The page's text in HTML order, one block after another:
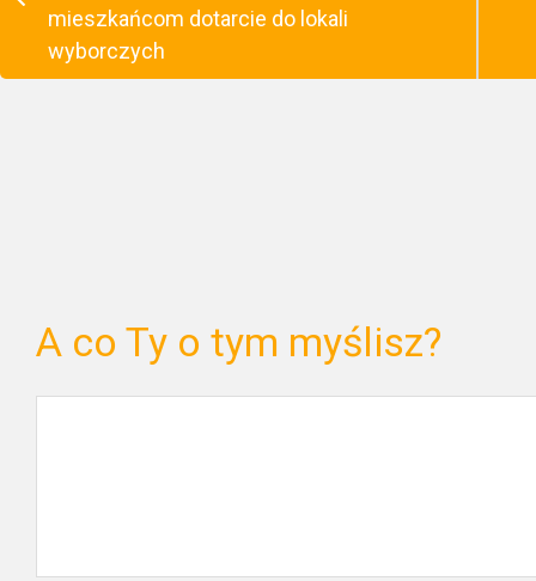
mieszkańcom dotarcie do lokali
wyborczych
A co Ty o tym myślisz?